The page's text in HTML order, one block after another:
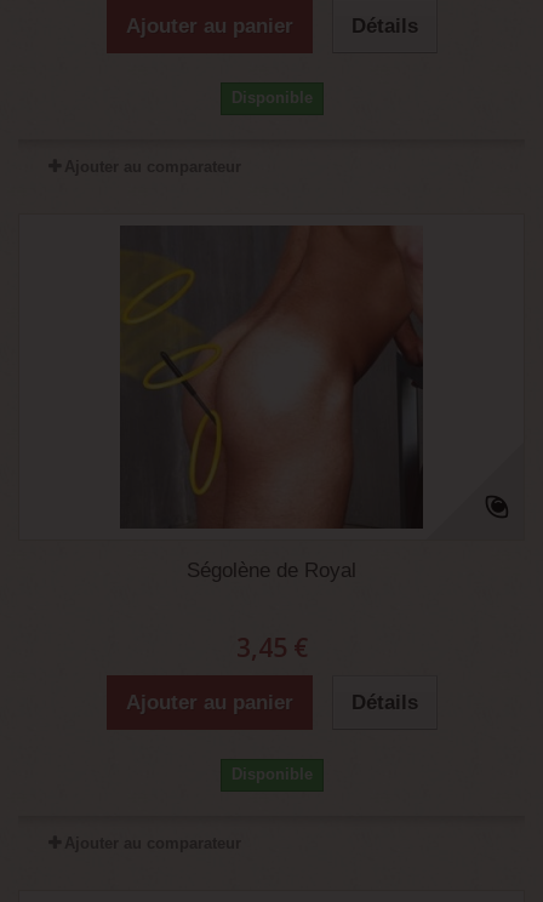
Ajouter au panier Détails
Disponible
Ségolène de Royal
3,45 €
Ajouter au panier Détails
Disponible